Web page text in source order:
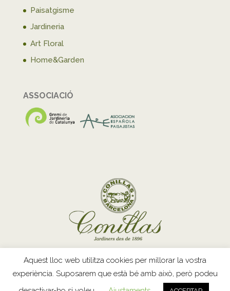
Paisatgisme
Jardineria
Art Floral
Home&Garden
ASSOCIACIÓ
Copyright © 2026 · Conillas ·Avís legal Política de
Aquest lloc web utilitza cookies per millorar la vostra
experiència. Suposarem que està bé amb això, però podeu